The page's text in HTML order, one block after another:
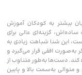
بیشتر به کودکان آموزش
گزینه‌ای عالی برای
این شنا شباهت زیادی به
به‌صورت افقی قرار می‌گیرد و
کند. دست‌ها به‌طور متناوب از
به‌سمت بالا و پایین